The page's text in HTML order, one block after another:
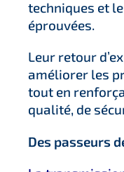
techniques et
éprouvées.
Leur retour
améliorer les
tout en
qualité, de
Des passeurs